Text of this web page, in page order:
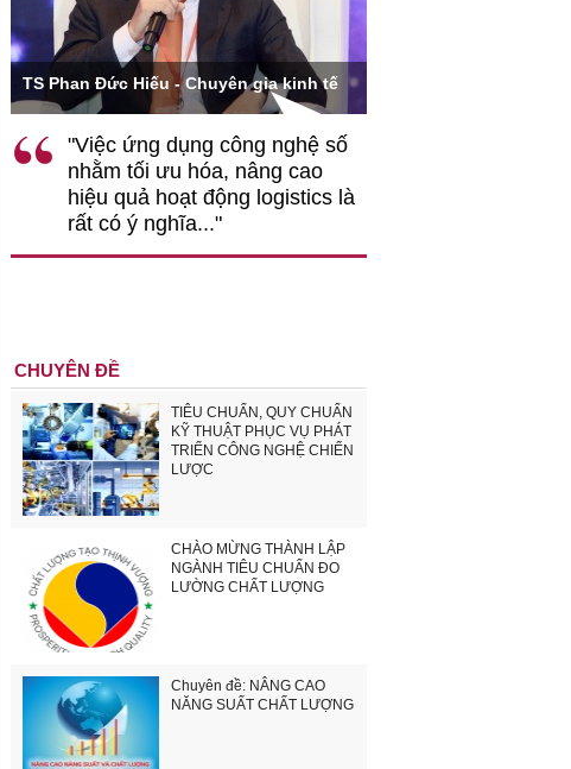
TS Phan Đức Hiếu - Chuyên gia kinh tế
"Việc ứng dụng công nghệ số
nhằm tối ưu hóa, nâng cao
hiệu quả hoạt động logistics là
rất có ý nghĩa..."
CHUYÊN ĐỀ
TIÊU CHUẨN, QUY CHUẨN
KỸ THUẬT PHỤC VỤ PHÁT
TRIỂN CÔNG NGHỆ CHIẾN
LƯỢC
CHÀO MỪNG THÀNH LẬP
NGÀNH TIÊU CHUẨN ĐO
LƯỜNG CHẤT LƯỢNG
Chuyên đề: NÂNG CAO
NĂNG SUẤT CHẤT LƯỢNG